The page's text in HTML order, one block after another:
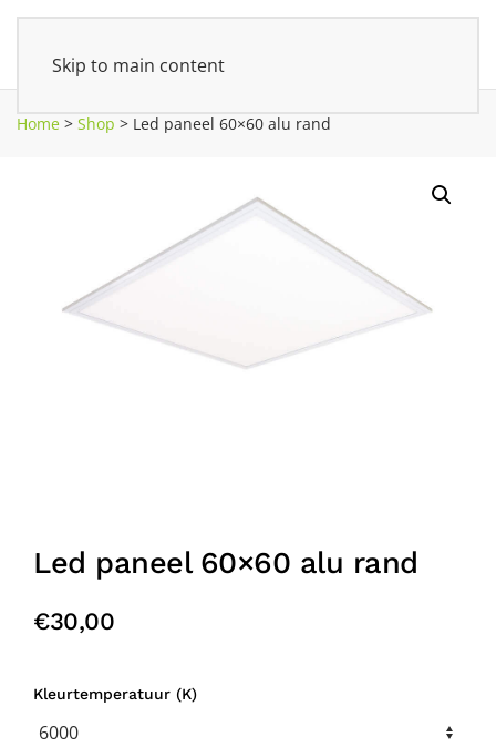
Skip to main content
Home > Shop > Led paneel 60×60 alu rand
Led paneel 60×60 alu rand
€30,00
Kleurtemperatuur (K)